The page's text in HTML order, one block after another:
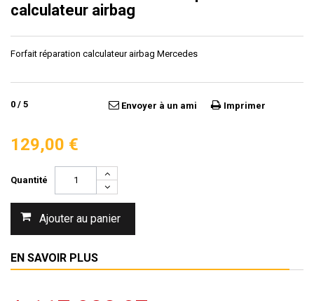
calculateur airbag
Forfait réparation calculateur airbag Mercedes
0 / 5 Envoyer à un ami Imprimer
129,00 €
Quantité
Ajouter au panier
EN SAVOIR PLUS